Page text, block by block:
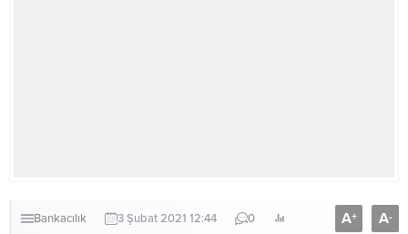
Bankacılık 3 Şubat 2021 12:44 0 A+ A-